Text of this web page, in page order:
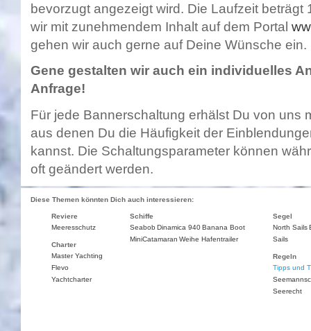
bevorzugt angezeigt wird. Die Laufzeit beträgt
wir mit zunehmendem Inhalt auf dem Portal
gehen wir auch gerne auf Deine Wünsche ein.
Gene gestalten wir auch ein individuelles
Anfrage!
Für jede Bannerschaltung erhälst Du von uns
aus denen Du die Häufigkeit der
kannst. Die Schaltungsparameter können
oft geändert werden.
Diese Themen könnten Dich auch interessieren:
Reviere
Meeresschutz
Charter
Master Yachting
Flevo
Yachtcharter
Schiffe
Seabob Dinamica 940Banana Boot
MiniCatamaran Weihe Hafentrailer
Segel
North Sails
Sails
Regeln
Tipps und
Seerecht